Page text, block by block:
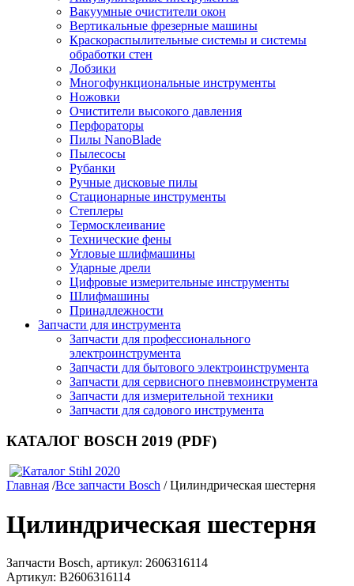
Вакуумные очистители окон
Вертикальные фрезерные машины
Краскораспылительные системы и системы
обработки стен
Лобзики
Многофункциональные инструменты
Ножовки
Очистители высокого давления
Перфораторы
Пилы NanoBlade
Пылесосы
Рубанки
Ручные дисковые пилы
Стационарные инструменты
Степлеры
Термосклеивание
Технические фены
Угловые шлифмашины
Ударные дрели
Цифровые измерительные инструменты
Шлифмашины
Принадлежности
Запчасти для инструмента
Запчасти для профессионального
электроинструмента
Запчасти для бытового электроинструмента
Запчасти для сервисного пневмоинструмента
Запчасти для измерительной техники
Запчасти для садового инструмента
КАТАЛОГ BOSCH 2019 (PDF)
Главная /Все запчасти Bosch / Цилиндрическая шестерня
Цилиндрическая шестерня
Запчасти Bosch, артикул: 2606316114
Артикул: B2606316114